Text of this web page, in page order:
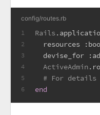
config/routes.rb
1
2
3
4
5
6
Rails
  resources
  devise_for
ActiveAdmin
# For
end